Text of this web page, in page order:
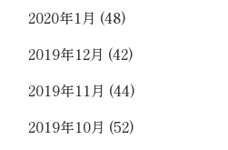
2020年1月 (48)
2019年12月 (42)
2019年11月 (44)
2019年10月 (52)